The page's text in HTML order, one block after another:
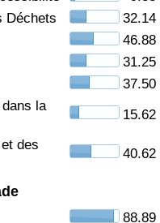
Déchets
32.14
46.88
31.25
37.50
la
15.62
des
40.62
88.89